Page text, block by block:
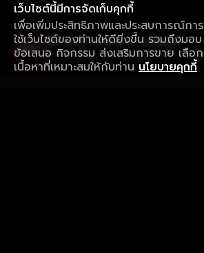
เว็บไซต์นี้มีการจัดเก็บคุกกี้
เพื่อเพิ่มประสิทธิภาพและประสบการณ์การ
ใช้เว็บไซต์ของท่านให้ดียิ่งขึ้น รวมถึงมอบ
ข้อเสนอ กิจกรรม ส่งเสริมการขาย เลือก
เนื้อหาที่เหมาะสมให้กับท่าน นโยบายคุกกี้
ใช้งานแอป ลื่นไหลกว่า ไม่มีสะดุด
ดาวน์โหลดแอปเพื่อการรับชมที่ดีกว่า